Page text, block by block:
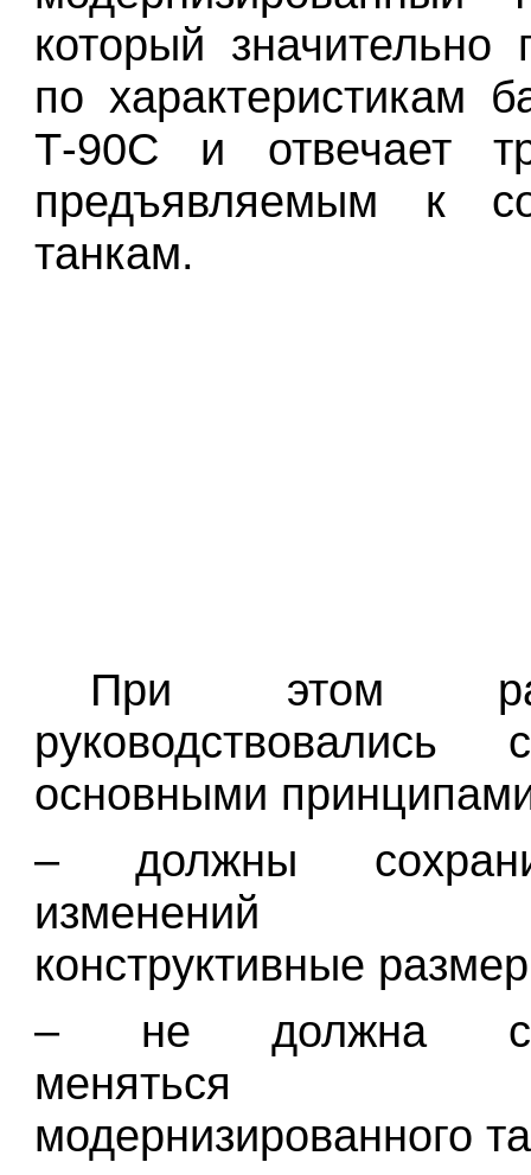
который значительно
по характеристикам
Т-90С и отвечает
предъявляемым к
танкам.
При этом
руководствовались
основными
– должны
изменений
конструктивные
– не должна
меняться
модернизированного